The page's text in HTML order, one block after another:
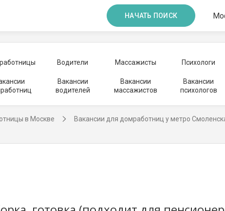
НАЧАТЬ ПОИСК
Водители Массажисты Психологи
Вакансии
водителей
Вакансии
массажистов
Вакансии
психологов
в Москве
Вакансии для домработниц у метро